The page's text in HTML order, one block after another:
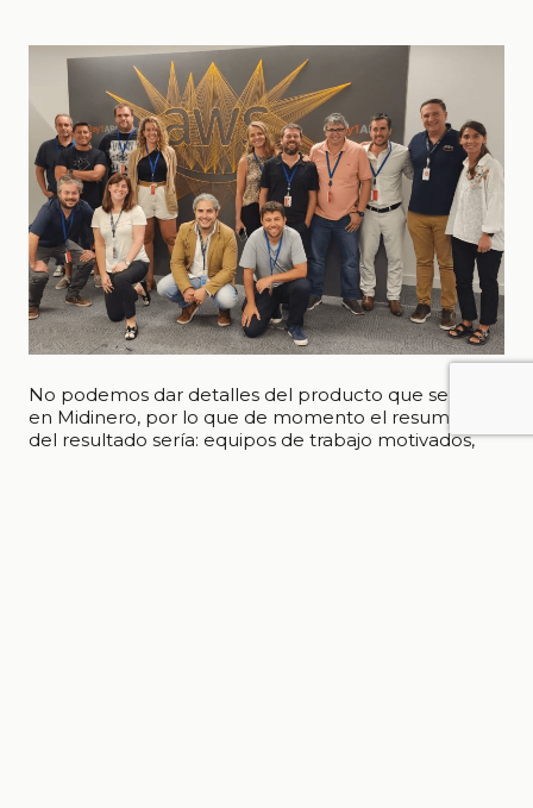
No podemos dar detalles del producto que se viene
en Midinero, por lo que de momento el resumen
del resultado sería: equipos de trabajo motivados,